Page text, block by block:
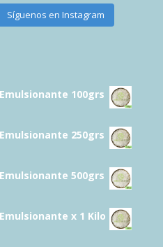
Síguenos en Instagram
100grs
250grs
500grs
x 1 Kilo